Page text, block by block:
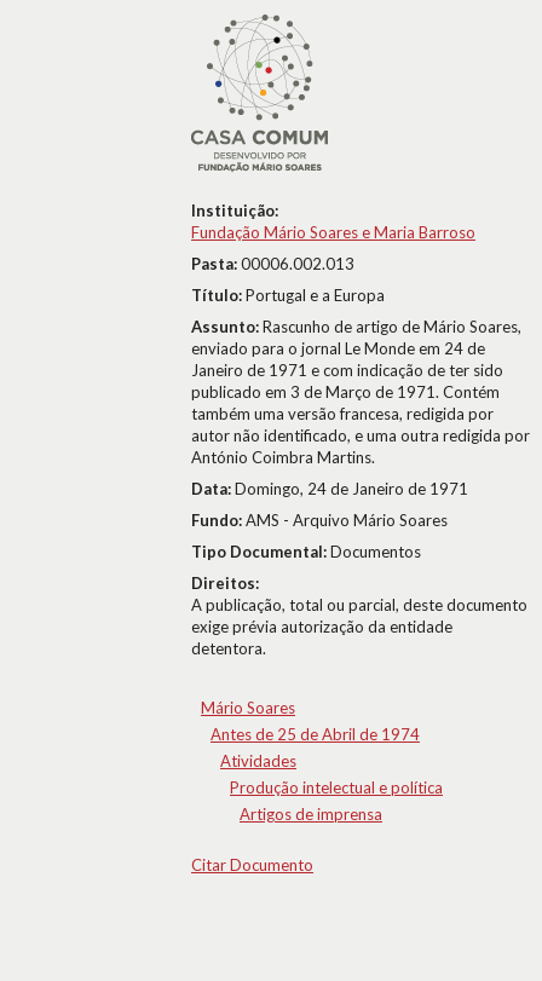
Instituição:
Fundação Mário Soares e Maria Barroso
Pasta:00006.002.013
Título:Portugal e a Europa
Assunto:Rascunho de artigo de Mário Soares,
enviado para o jornal Le Monde em 24 de
Janeiro de 1971 e com indicação de ter sido
publicado em 3 de Março de 1971. Contém
também uma versão francesa, redigida por
autor não identificado, e uma outra redigida por
António Coimbra Martins.
Data:Domingo, 24 de Janeiro de 1971
Fundo:AMS - Arquivo Mário Soares
Tipo Documental:Documentos
Direitos:
A publicação, total ou parcial, deste documento
exige prévia autorização da entidade
detentora.
Mário Soares
Antes de 25 de Abril de 1974
Atividades
Produção intelectual e política
Artigos de imprensa
Citar Documento